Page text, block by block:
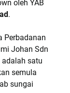
oleh YAB
.
Perbadanan
Johan Sdn
satu
semula
sungai